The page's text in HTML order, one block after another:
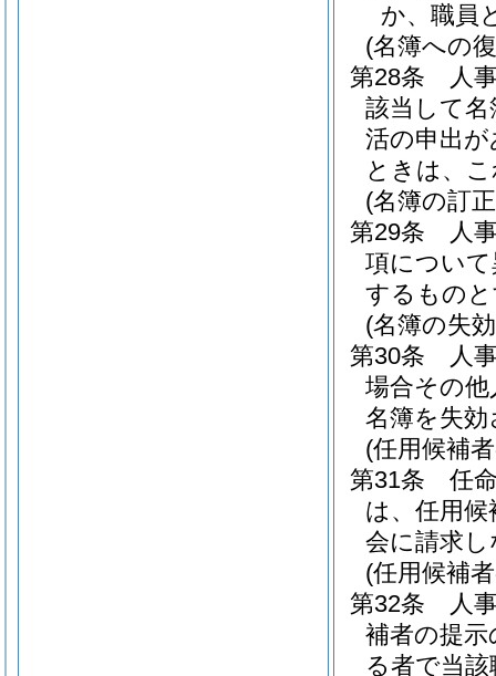
か、職員
(名簿への
第28条
人
該当して
活の申出
ときは、
(名簿の訂
第29条
人
項につい
するもの
(名簿の失
第30条
人
場合その
名簿を失
(任用候補
第31条
任
は、任用
会に請求
(任用候補
第32条
人
補者の提
る者で当